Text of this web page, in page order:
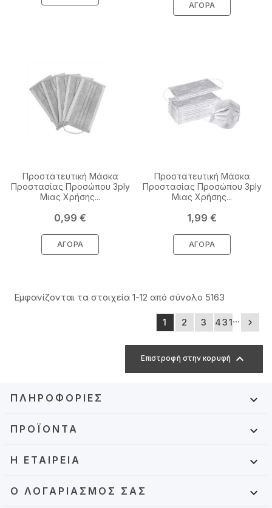
ΑΓΟΡΆ
Προστατευτική Μάσκα
Προστασίας Προσώπου 3ply
Μιας Χρήσης...
Τιμή
0,99 €
ΑΓΟΡΆ
Προστατευτική Μάσκα
Προστασίας Προσώπου 3ply
Μιας Χρήσης...
Τιμή
1,99 €
ΑΓΟΡΆ
Εμφανίζονται τα στοιχεία 1-12 από σύνολο 5163
1 2 3 …
431 
Επιστροφή στην κορυφή 
ΠΛΗΡΟΦΟΡΊΕΣ 
ΠΡΟΪΌΝΤΑ 
Η ΕΤΑΙΡΕΊΑ 
Ο ΛΟΓΑΡΙΑΣΜΌΣ ΣΑΣ 